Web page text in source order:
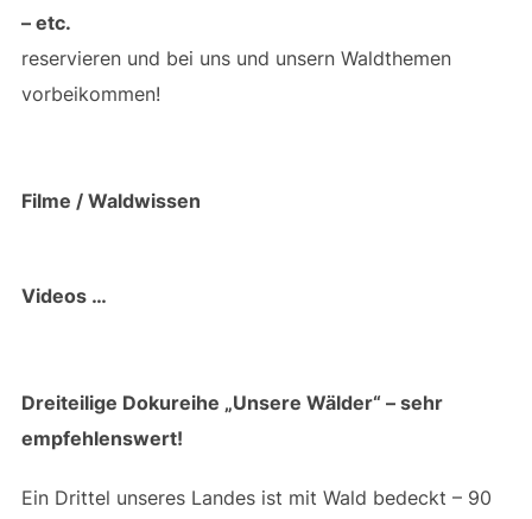
– etc.
reservieren und bei uns und unsern Waldthemen
vorbeikommen!
Filme / Waldwissen
Videos …
Dreiteilige Dokureihe „Unsere Wälder“ – sehr
empfehlenswert!
Ein Drittel unseres Landes ist mit Wald bedeckt – 90